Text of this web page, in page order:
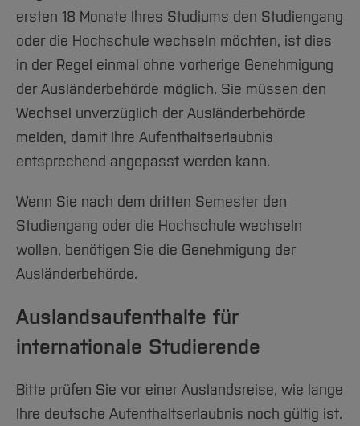
City of Bochum
Webseite:
Ausländeramt | Kreis
Mettmann
Bitte beachten Sie bei einem Umzug:
Solange Sie sich noch nicht offiziell
Ausländerbehörde Ihres bisherigen Wohnorts
für Sie zuständig.
sicherzustellen, dass Sie Ihr Studium
innerhalb einer angemessenen Zeit
abschließen können. Solche Nachweise
erhalten Sie per E-Mail beim Studienbüro der.
Bitte fügen Sie eine Kopie des Schreibens der
Ausländerbehörde bei.
Wichtig:
Wenn Sie erst nach Ablauf Ihrer
Aufenthaltserlaubnis einen Termin beantragen,
kann dies rechtliche Konsequenzen haben (z.
B. Probleme bei weiteren Verlängerungen oder
Arbeitserlaubnissen).
[Inhalt zuklappen]
ersten 18 Monate Ihres Studiums den Studiengang
oder die Hochschule wechseln möchten, ist dies
in der Regel einmal ohne vorherige Genehmigung
der Ausländerbehörde möglich. Sie müssen den
Wechsel unverzüglich der Ausländerbehörde
melden, damit Ihre Aufenthaltserlaubnis
entsprechend angepasst werden kann.
Wenn Sie nach dem dritten Semester den
Studiengang oder die Hochschule wechseln
wollen, benötigen Sie die Genehmigung der
Ausländerbehörde.
Auslandsaufenthalte für
internationale Studierende
Bitte prüfen Sie vor einer Auslandsreise, wie lange
Ihre deutsche Aufenthaltserlaubnis noch gültig ist.